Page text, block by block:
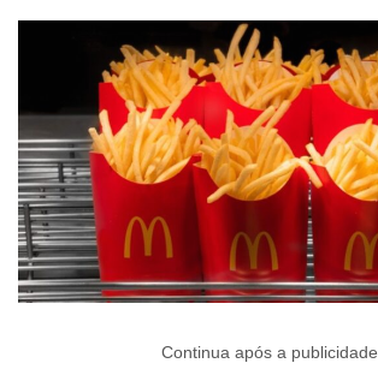
Continua após a publicidade